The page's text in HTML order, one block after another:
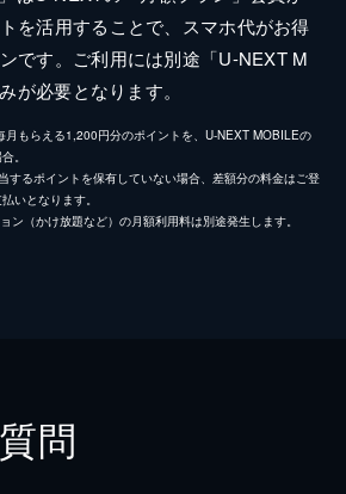
を活用することで、スマホ代がお得
です。ご利用には別途「U-NEXT M
が必要となります。
月もらえる1,200円分のポイントを、U-NEXT MOBILEの
。
するポイントを保有していない場合、差額分の料金はご登
いとなります。
ン（かけ放題など）の月額利用料は別途発生します。
問